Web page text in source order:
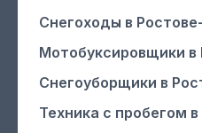
Снегоходы в
Мотобуксировщики в
Снегоуборщики в
Техника с пробегом